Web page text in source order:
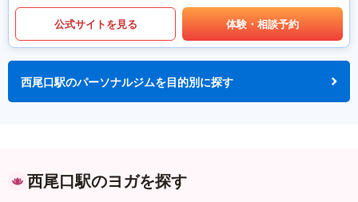
公式サイトを見る 体験・相談予約
西尾口駅のパーソナルジムを目的別に探す
西尾口駅のヨガを探す